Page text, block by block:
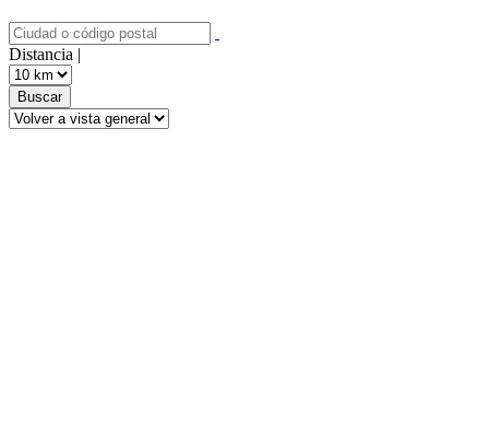
Distancia |